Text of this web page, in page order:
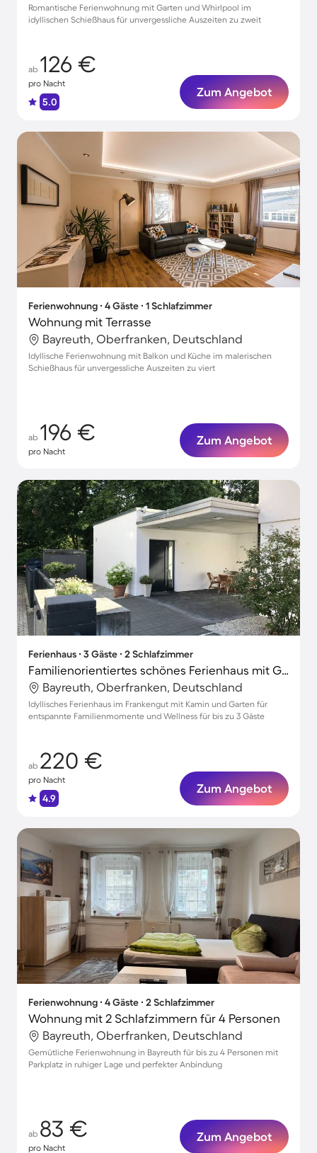
Romantische Ferienwohnung mit Garten und Whirlpool im
idyllischen Schießhaus für unvergessliche Auszeiten zu zweit
ab 126 €
pro Nacht
5.0
Zum Angebot
Ferienwohnung ∙ 4 Gäste ∙ 1 Schlafzimmer
Wohnung mit Terrasse
Bayreuth, Oberfranken, Deutschland
Idyllische Ferienwohnung mit Balkon und Küche im malerischen
Schießhaus für unvergessliche Auszeiten zu viert
ab 196 €
pro Nacht
Zum Angebot
Ferienhaus ∙ 3 Gäste ∙ 2 Schlafzimmer
Familienorientiertes schönes Ferienhaus mit Garten und Terrasse | Gartenblick
Bayreuth, Oberfranken, Deutschland
Idyllisches Ferienhaus im Frankengut mit Kamin und Garten für
entspannte Familienmomente und Wellness für bis zu 3 Gäste
ab 220 €
pro Nacht
4.9
Zum Angebot
Ferienwohnung ∙ 4 Gäste ∙ 2 Schlafzimmer
Wohnung mit 2 Schlafzimmern für 4 Personen
Bayreuth, Oberfranken, Deutschland
Gemütliche Ferienwohnung in Bayreuth für bis zu 4 Personen mit
Parkplatz in ruhiger Lage und perfekter Anbindung
ab 83 €
pro Nacht
Zum Angebot